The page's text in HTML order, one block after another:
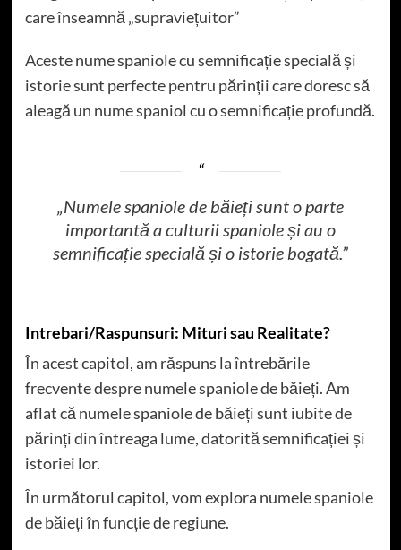
care înseamnă „supraviețuitor”
Aceste nume spaniole cu semnificație specială și
istorie sunt perfecte pentru părinții care doresc să
aleagă un nume spaniol cu o semnificație profundă.
„Numele spaniole de băieți sunt o parte
importantă a culturii spaniole și au o
semnificație specială și o istorie bogată.”
Intrebari/Raspunsuri: Mituri sau Realitate?
În acest capitol, am răspuns la întrebările
frecvente despre numele spaniole de băieți. Am
aflat că numele spaniole de băieți sunt iubite de
părinți din întreaga lume, datorită semnificației și
istoriei lor.
În următorul capitol, vom explora numele spaniole
de băieți în funcție de regiune.